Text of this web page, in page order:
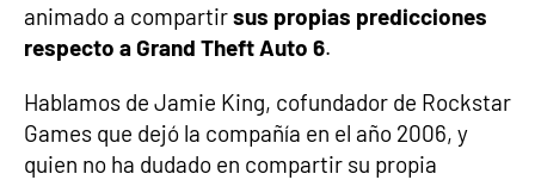
animado a compartirsus propias predicciones
respecto a Grand Theft Auto 6.
Hablamos de Jamie King, cofundador de Rockstar
Games que dejó la compañía en el año 2006, y
quien no ha dudado en compartir su propia